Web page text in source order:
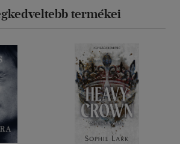
termékei